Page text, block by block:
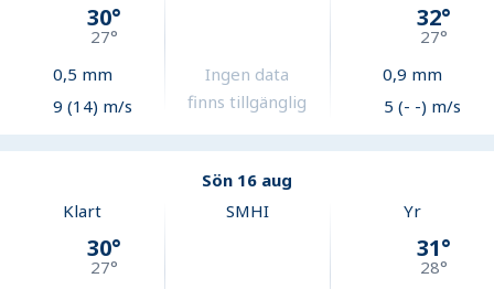
30°
27°
0,5 mm
9 (14) m/s
Ingen data
finns tillgänglig
32°
27°
0,9 mm
5 (- -) m/s
Sön 16 aug
Klart
30°
27°
SMHI Yr
31°
28°